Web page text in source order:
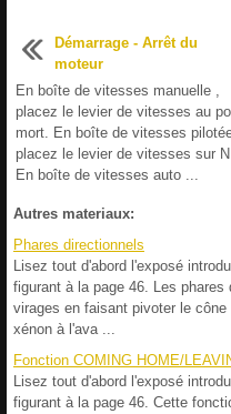
Démarrage - Arrêt du
moteur
En boîte de vitesses manuelle ,
placez le levier de vitesses au
mort. En boîte de vitesses
placez le levier de vitesses sur
En boîte de vitesses auto ...
Autres materiaux:
Phares directionnels
Lisez tout d'abord l'exposé
figurant à la page 46. Les
virages en faisant pivoter le
xénon à l'ava ...
Fonction COMING HOME/
Lisez tout d'abord l'exposé
figurant à la page 46. Cette